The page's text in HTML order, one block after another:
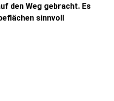
den Weg gebracht. Es
sinnvoll